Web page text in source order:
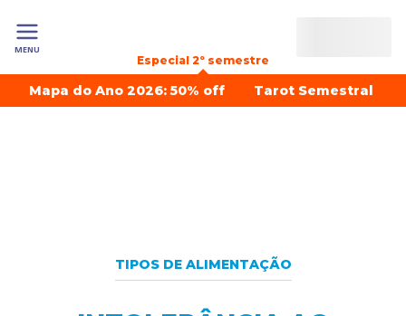
MENU
Especial 2º semestre
Mapa do Ano 2026: 50% off Tarot Semestral
TIPOS DE ALIMENTAÇÃO